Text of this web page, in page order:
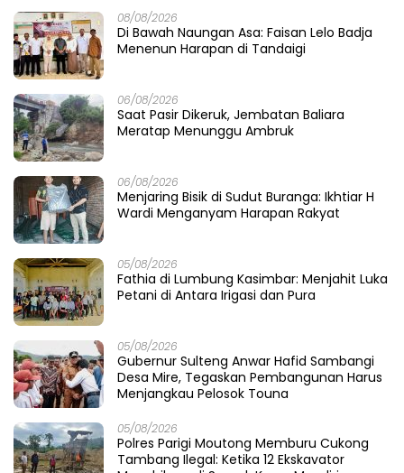
1
Tatap Porprov X Sulteng, PELTI Parigi Moutong Tampil
All-Out di AATC Berani Cup V 2026
2 14/08/2025
Hartono Taharuddin Siap Dampingi Wabup Parigi
Moutong Secara Gratis Terkait Dugaan Pencatutan
Nama untuk Fee Proyek
3 16/08/2025
Nada Merdeka Bergema di Parigi Moutong, Medy Ratu
Sawuda Meraih Juara Pertama Lomba Karaoke Antar
OPD
4 17/08/2025
Gubernur Sulawesi Tengah Hadiri Malam Renungan
Suci HUT ke-80 Kemerdekaan RI
5 17/08/2025
Anak Sulteng Menatap Dunia: MoU Bersejarah Buka
Jalan ke Negeri Jerman
6 18/08/2025
Air Mata Bahagia Ribuan PPPK, SK yang Lama Dinanti
Akhirnya Tiba
Recent Post